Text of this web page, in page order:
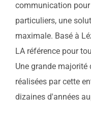
communication
particuliers, une
maximale. Basé à
LA référence pour
Une grande
réalisées par cette
dizaines d'années